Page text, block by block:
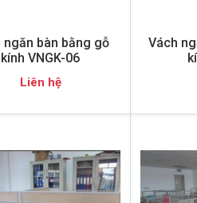
ngăn bàn bằng gỗ
kính VNGK-06
Liên hệ
Vách